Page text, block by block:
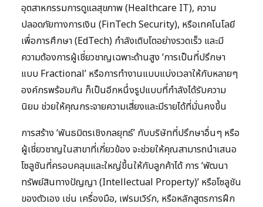
อุตสาหกรรมการดูแลสุขภาพ (Healthcare IT), ความ
ปลอดภัยทางการเงิน (FinTech Security), หรือเทคโนโลยี
เพื่อการศึกษา (EdTech) กำลังเติบโตอย่างรวดเร็ว และมี
ความต้องการผู้เชี่ยวชาญเฉพาะด้านสูง ‘การเป็นที่ปรึกษา
แบบ Fractional’ หรือการทำงานแบบแบ่งเวลาให้กับหลายๆ
องค์กรพร้อมกัน ก็เป็นอีกหนึ่งรูปแบบที่กำลังได้รับความ
นิยม ช่วยให้คุณกระจายความเสี่ยงและมีรายได้ที่มั่นคงขึ้น
การสร้าง ‘พันธมิตรเชิงกลยุทธ์’ กับบริษัทที่ปรึกษาอื่นๆ หรือ
ผู้เชี่ยวชาญในสาขาที่เกี่ยวข้อง จะช่วยให้คุณสามารถนำเสนอ
โซลูชันที่ครอบคลุมและใหญ่ขึ้นให้กับลูกค้าได้ การ ‘พัฒนา
ทรัพย์สินทางปัญญา (Intellectual Property)’ หรือโซลูชัน
ของตัวเอง เช่น เครื่องมือ, เฟรมเวิร์ก, หรือหลักสูตรการฝึก